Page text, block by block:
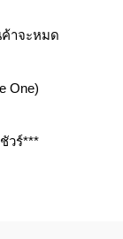
ค้าจะหมด
One)
วร์***